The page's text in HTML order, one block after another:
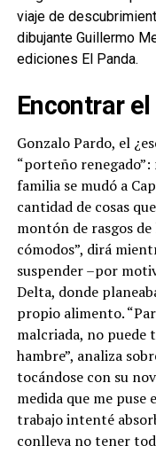
viaje de
dibujante Guillermo
ediciones El Panda.
Encontrar
Gonzalo Pardo, el
“porteño
familia se mudó a
cantidad de cosas
montón de rasgos
cómodos”, dirá
suspender –por
Delta, donde
propio alimento.
malcriada, no
hambre”, analiza
tocándose con su
medida que me
trabajo intenté
conlleva no tener